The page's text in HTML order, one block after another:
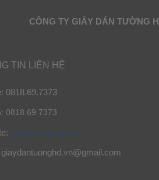
CÔNG TY GIẤY DÁN TƯỜNG
TIN LIÊN HỆ
0818.69.7373
0818.69.7373
giaydantuonghd.vn